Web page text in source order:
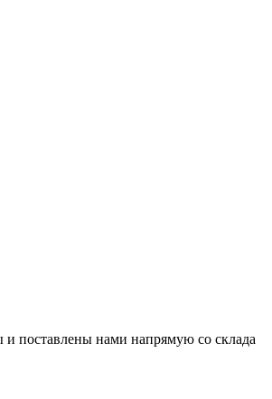
и поставлены нами напрямую со склада